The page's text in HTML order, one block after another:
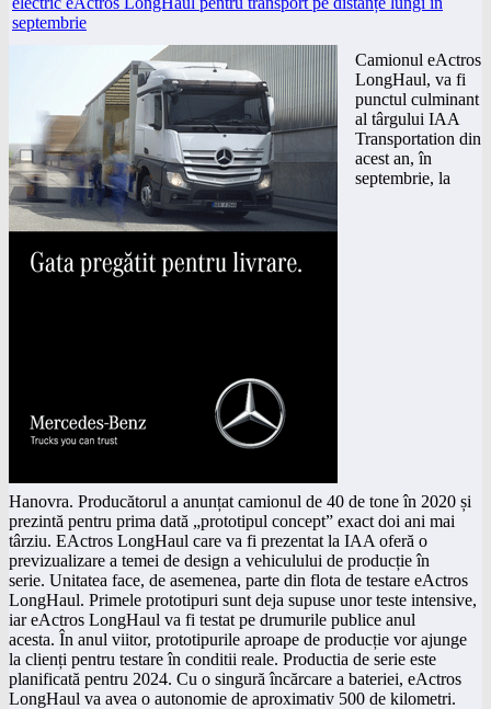
Camionul eActros
LongHaul, va fi
punctul culminant
al târgului IAA
Transportation din
acest an, în
septembrie, la
Hanovra. Producătorul a anunțat camionul de 40 de tone în 2020 și
prezintă pentru prima dată „prototipul concept” exact doi ani mai
târziu. EActros LongHaul care va fi prezentat la IAA oferă o
previzualizare a temei de design a vehiculului de producție în
serie. Unitatea face, de asemenea, parte din flota de testare eActros
LongHaul. Primele prototipuri sunt deja supuse unor teste intensive,
iar eActros LongHaul va fi testat pe drumurile publice anul
acesta. În anul viitor, prototipurile aproape de producție vor ajunge
la clienți pentru testare în conditii reale. Productia de serie este
planificată pentru 2024. Cu o singură încărcare a bateriei, eActros
LongHaul va avea o autonomie de aproximativ 500 de kilometri.